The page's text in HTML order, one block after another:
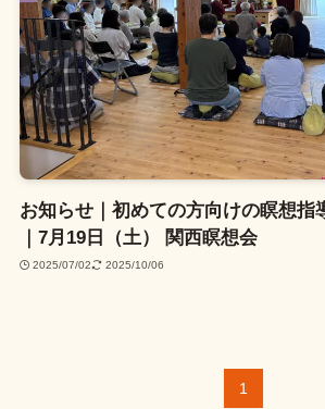
お知らせ｜初めての方向けの瞑想指
｜7月19日（土） 関西瞑想会
2025/07/02 2025/10/06
1